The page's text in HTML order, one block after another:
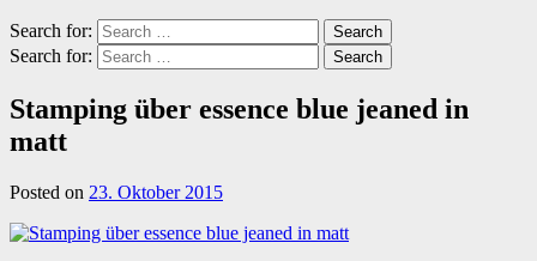
Search for: Search
Search for: Search
Stamping über essence blue jeaned in
matt
Posted on 23. Oktober 2015